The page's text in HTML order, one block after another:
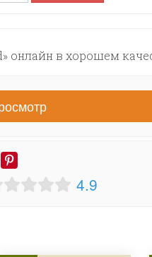
в хорошем
4.9